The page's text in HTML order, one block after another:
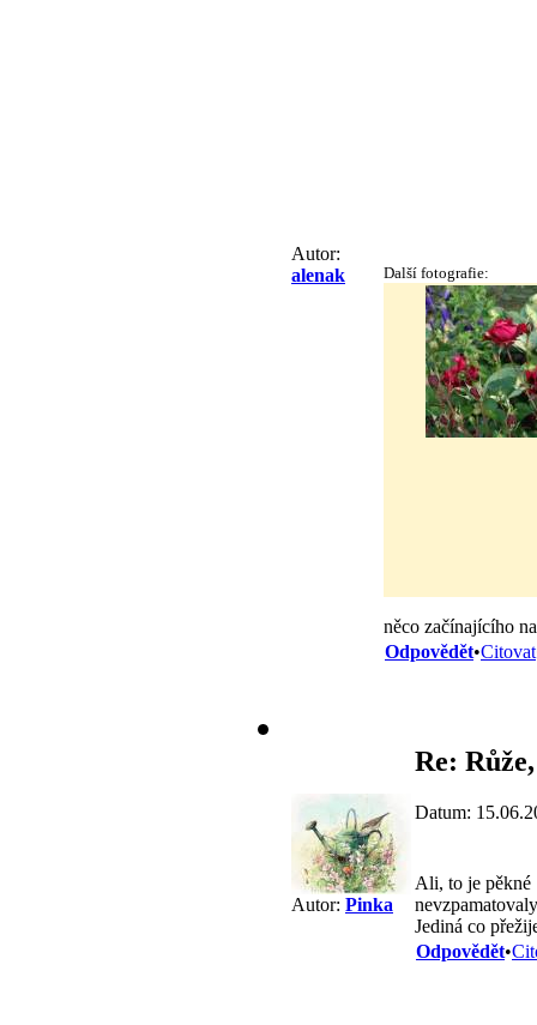
Autor:
alenak
Další fotografie:
něco začínajícího
Odpovědět•Citovat
Autor: Pinka
Re:
Datum:
Ali, to je
Jediná co
Odpovědět•